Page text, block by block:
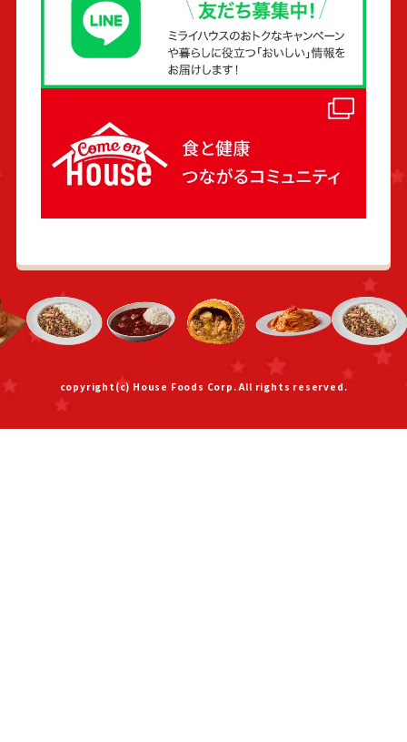
copyright(c) House Foods Corp. All rights reserved.